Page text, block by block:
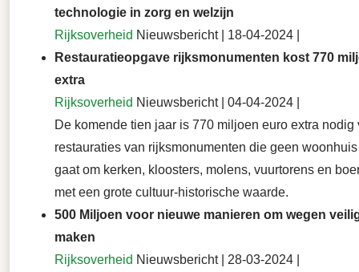
technologie in zorg en welzijn
Rijksoverheid Nieuwsbericht | 18-04-2024 |
Restauratieopgave rijksmonumenten kost 770
extra
Rijksoverheid Nieuwsbericht | 04-04-2024 |
De komende tien jaar is 770 miljoen euro extra nodig
restauraties van rijksmonumenten die geen
gaat om kerken, kloosters, molens, vuurtorens en
met een grote cultuur-historische waarde.
500 Miljoen voor nieuwe manieren om wegen
maken
Rijksoverheid Nieuwsbericht | 28-03-2024 |